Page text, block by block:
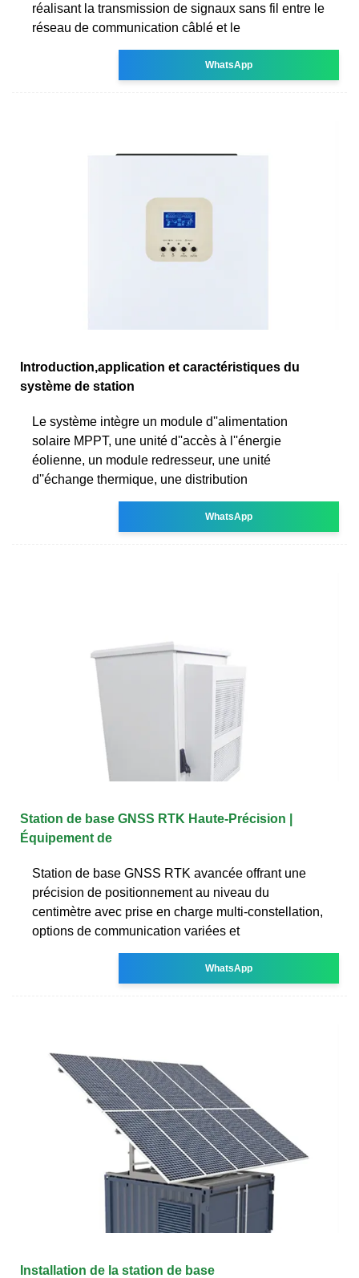
réalisant la transmission de signaux sans fil entre le
réseau de communication câblé et le
WhatsApp
Introduction,application et caractéristiques du
système de station
Le système intègre un module d''alimentation
solaire MPPT, une unité d''accès à l''énergie
éolienne, un module redresseur, une unité
d''échange thermique, une distribution
WhatsApp
Station de base GNSS RTK Haute-Précision |
Équipement de
Station de base GNSS RTK avancée offrant une
précision de positionnement au niveau du
centimètre avec prise en charge multi-constellation,
options de communication variées et
WhatsApp
Installation de la station de base